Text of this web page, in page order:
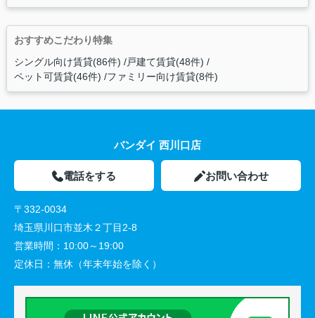
おすすめこだわり特集
シングル向け賃貸(86件) 戸建て賃貸(48件)
ペット可賃貸(46件) ファミリー向け賃貸(8件)
バンダイ 西川口店
電話をする お問い合わせ
〒332-0034
埼玉県川口市並木２丁目2-8
営業時間： 10:00～19:00
定休日： 無休（年末年始を除く）